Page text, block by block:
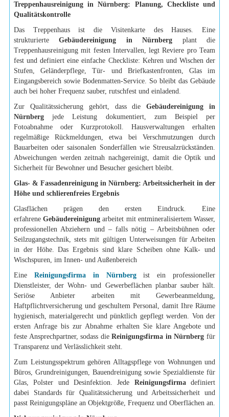
Treppenhausreinigung in Nürnberg: Planung, Checkliste und
Qualitätskontrolle
Das Treppenhaus ist die Visitenkarte des Hauses. Eine
strukturierteGebäudereinigung in Nürnberg plant die
Treppenhausreinigung mit festen Intervallen, legt Reviere pro Team
fest und definiert eine einfache Checkliste: Kehren und Wischen der
Stufen, Geländerpflege, Tür- und Briefkastenfronten, Glas im
Eingangsbereich sowie Bodenmatten-Service. So bleibt das Gebäude
auch bei hoher Frequenz sauber, rutschfest und einladend.
Zur Qualitätssicherung gehört, dass dieGebäudereinigung in
Nürnberg jede Leistung dokumentiert, zum Beispiel per
Fotoabnahme oder Kurzprotokoll. Hausverwaltungen erhalten
regelmäßige Rückmeldungen, etwa bei Verschmutzungen durch
Bauarbeiten oder saisonalen Sonderfällen wie Streusalzrückständen.
Abweichungen werden zeitnah nachgereinigt, damit die Optik und
Sicherheit für Bewohner und Besucher gesichert bleibt.
Glas- & Fassadenreinigung in Nürnberg: Arbeitssicherheit in der
Höhe und schlierenfreies Ergebnis
Glasflächen prägen den ersten Eindruck. Eine
erfahreneGebäudereinigungarbeitet mit entmineralisiertem Wasser,
professionellen Abziehern und – falls nötig – Arbeitsbühnen oder
Seilzugangstechnik, stets mit gültigen Unterweisungen für Arbeiten
in der Höhe. Das Ergebnis sind klare Scheiben ohne Kalk- und
Wischspuren, im Innen- und Außenbereich
Eine Reinigungsfirma in Nürnbergist ein professioneller
Dienstleister, der Wohn- und Gewerbeflächen planbar sauber hält.
Seriöse Anbieter arbeiten mit Gewerbeanmeldung,
Haftpflichtversicherung und geschultem Personal, damit Ihre Räume
hygienisch, materialgerecht und pünktlich gepflegt werden. Von der
ersten Anfrage bis zur Abnahme erhalten Sie klare Angebote und
feste Ansprechpartner, sodass dieReinigungsfirma in Nürnberg für
Transparenz und Verlässlichkeit steht.
Zum Leistungsspektrum gehören Alltagspflege von Wohnungen und
Büros, Grundreinigungen, Bauendreinigung sowie Spezialdienste für
Glas, Polster und Desinfektion. Jede Reinigungsfirmadefiniert
dabei Standards für Qualitätssicherung und Arbeitssicherheit und
passt Reinigungspläne an Objektgröße, Frequenz und Oberflächen an.